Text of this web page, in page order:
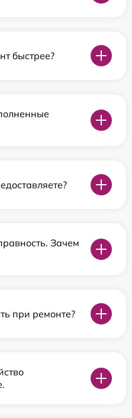
быстрее?
Зачем
при ремонте?